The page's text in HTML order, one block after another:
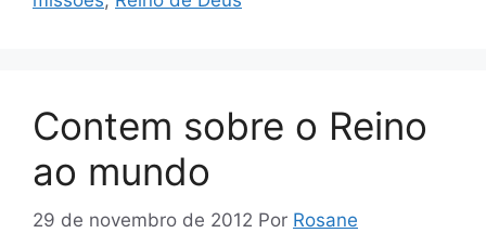
Contem sobre o Reino
ao mundo
29 de novembro de 2012 Por Rosane